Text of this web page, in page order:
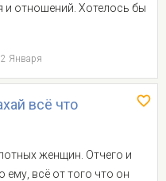
и отношений. Хотелось бы
Января
всё что
женщин. Отчего и
ему, всё от того что он